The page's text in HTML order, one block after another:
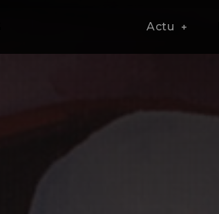
Actu